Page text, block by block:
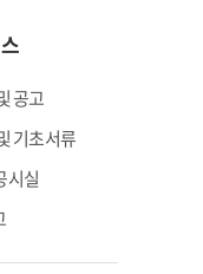
기
공고
기초서류
시실